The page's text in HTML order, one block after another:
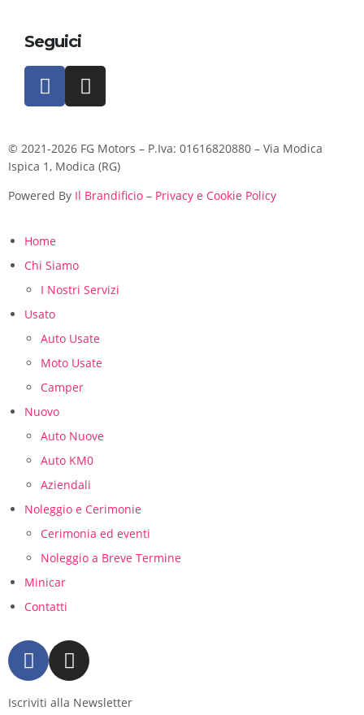
Seguici
© 2021-2026 FG Motors – P.Iva: 01616820880 – Via Modica
Ispica 1, Modica (RG)
Powered By Il Brandificio – Privacy e Cookie Policy
Home
Chi Siamo
I Nostri Servizi
Usato
Auto Usate
Moto Usate
Camper
Nuovo
Auto Nuove
Auto KM0
Aziendali
Noleggio e Cerimonie
Cerimonia ed eventi
Noleggio a Breve Termine
Minicar
Contatti
Iscriviti alla Newsletter